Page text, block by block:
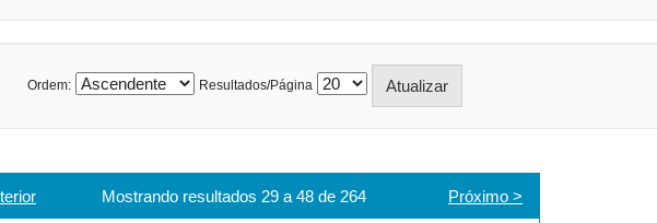
Ordem: Resultados/Página
Mostrando resultados 29 a 48 de 264 Próximo >